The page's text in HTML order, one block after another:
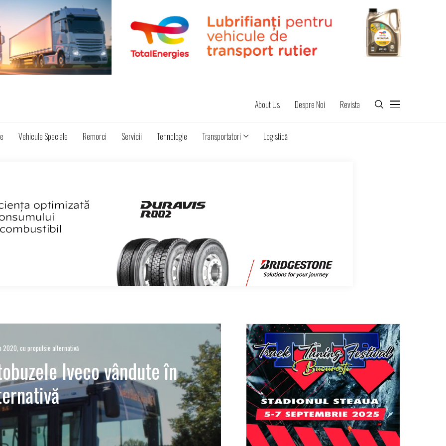
About Us Despre Noi Revista
Vehicule Speciale Remorci Servicii Tehnologie Transportatori Logistică
2020, cu propulsie alternativă
Iveco vândute în